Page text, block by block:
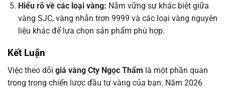
Hiểu rõ về các loại vàng: Nắm vững sự khác biệt giữa
vàng SJC, vàng nhẫn trơn 9999 và các loại vàng nguyên
liệu khác để lựa chọn sản phẩm phù hợp.
Kết Luận
Việc theo dõi giá vàng Cty Ngọc Thẩm là một phần quan
trọng trong chiến lược đầu tư vàng của bạn. Năm 2026